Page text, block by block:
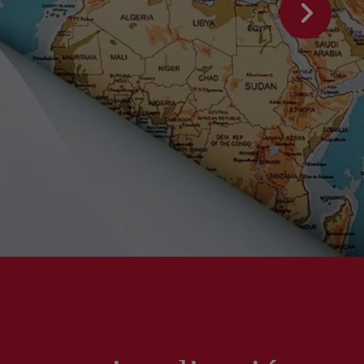
en
Digitales y
Centro de Negocios
Formación 'in Company'